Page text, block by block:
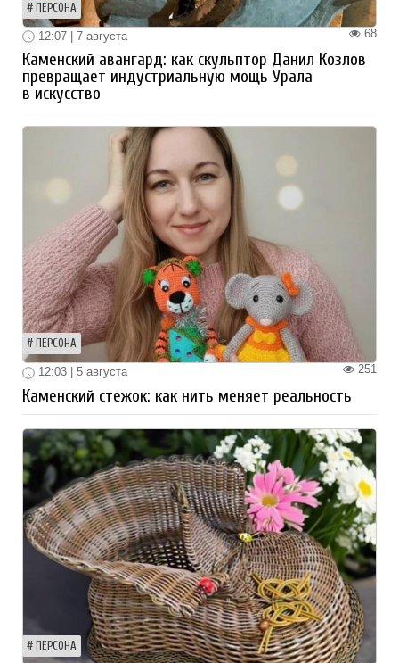
ПЕРСОНА
68
12:07 | 7 августа
Каменский авангард: как скульптор Данил Козлов
превращает индустриальную мощь Урала
в искусство
ПЕРСОНА
251
12:03 | 5 августа
Каменский стежок: как нить меняет реальность
ПЕРСОНА